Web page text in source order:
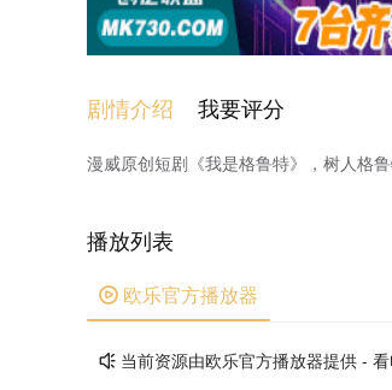
剧情介绍 我要评分
漫威原创短剧《我是格鲁特》，树人格
播放列表
 欧乐官方播放器
 当前资源由欧乐官方播放器提供 -